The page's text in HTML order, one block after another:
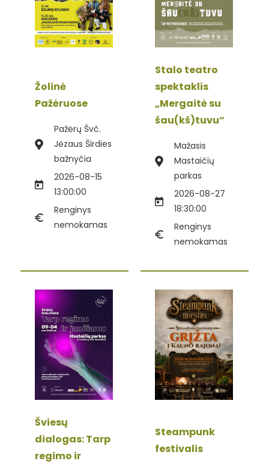
Žolinė
Pažėruose
Pažėrų Švč.
Jėzaus Širdies
bažnyčia
2026-08-15
13:00:00
Renginys
nemokamas
Stalo teatro
spektaklis
„Mergaitė su
šau(kš)tuvu“
Mažasis
Mastaičių
parkas
2026-08-27
18:30:00
Renginys
nemokamas
Šviesų
dialogas: Tarp
regimo ir
Steampunk
festivalis